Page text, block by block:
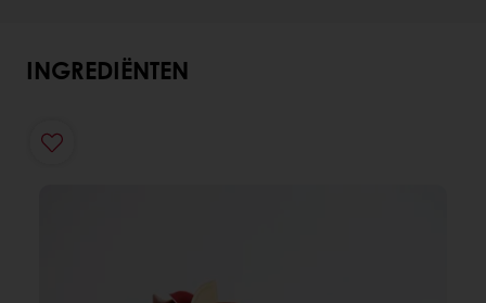
INGREDIËNTEN